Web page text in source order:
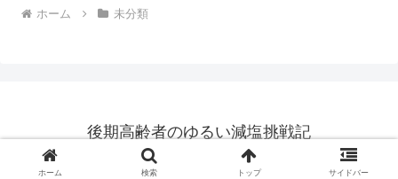
ホーム 未分類
後期高齢者のゆるい減塩挑戦記
© 2018 後期高齢者のゆるい減塩挑戦記.
ホーム 検索 トップ サイドバー